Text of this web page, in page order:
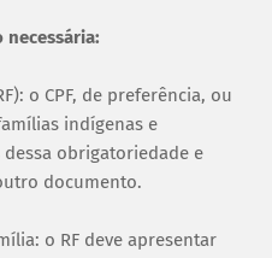
necessária:
o CPF, de preferência, ou
indígenas e
obrigatoriedade e
documento.
o RF deve apresentar